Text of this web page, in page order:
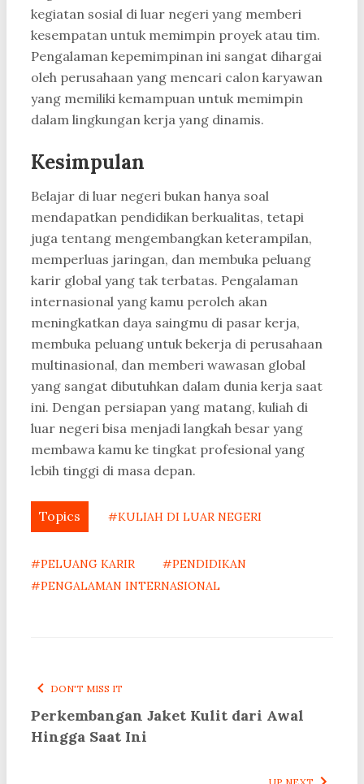
kegiatan sosial di luar negeri yang memberi
kesempatan untuk memimpin proyek atau tim.
Pengalaman kepemimpinan ini sangat dihargai
oleh perusahaan yang mencari calon karyawan
yang memiliki kemampuan untuk memimpin
dalam lingkungan kerja yang dinamis.
Kesimpulan
Belajar di luar negeri bukan hanya soal
mendapatkan pendidikan berkualitas, tetapi
juga tentang mengembangkan keterampilan,
memperluas jaringan, dan membuka peluang
karir global yang tak terbatas. Pengalaman
internasional yang kamu peroleh akan
meningkatkan daya saingmu di pasar kerja,
membuka peluang untuk bekerja di perusahaan
multinasional, dan memberi wawasan global
yang sangat dibutuhkan dalam dunia kerja saat
ini. Dengan persiapan yang matang, kuliah di
luar negeri bisa menjadi langkah besar yang
membawa kamu ke tingkat profesional yang
lebih tinggi di masa depan.
Topics #KULIAH DI LUAR NEGERI
#PELUANG KARIR
#PENDIDIKAN
#PENGALAMAN INTERNASIONAL
DON'T MISS IT
Perkembangan Jaket Kulit dari Awal
Hingga Saat Ini